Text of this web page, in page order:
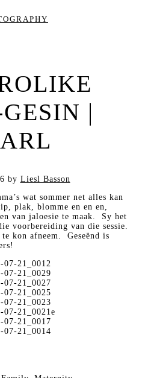
|
by Liesl Basson
wat sommer net alles kan
plak, blomme en en en,
van jaloesie te maak. Sy het
voorbereiding van die sessie.
kon afneem. Geseënd is
e